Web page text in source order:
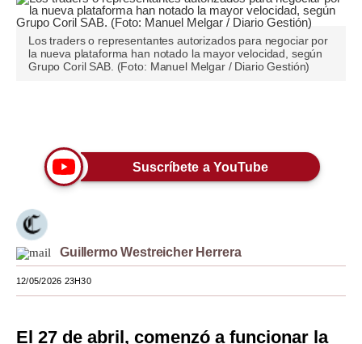
Tendencias
Lujo
Viajes
Mundo
México
España
Internacional
Tecnología
Los traders o representantes autorizados para negociar por
la nueva plataforma han notado la mayor velocidad, según
Grupo Coril SAB. (Foto: Manuel Melgar / Diario Gestión)
Suscríbete a YouTube
Guillermo Westreicher Herrera
12/05/2026 23H30
El 27 de abril, comenzó a funcionar la